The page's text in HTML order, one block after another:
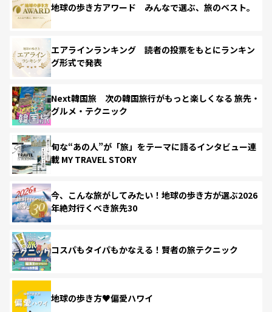
地球の歩き方アワード みんなで選ぶ、旅のベスト。
エアラインランキング 読者の投票をもとにランキン
グ形式で発表
Next韓国旅 次の韓国旅行がもっと楽しくなる 旅先・
グルメ・テクニック
旬な“あの人”が「旅」をテーマに語るインタビュー連
載 MY TRAVEL STORY
今、こんな旅がしてみたい！地球の歩き方が選ぶ2026
年絶対行くべき旅先30
コスパもタイパもかなえる！賢者の旅テクニック
地球の歩き方♥偏愛ハワイ